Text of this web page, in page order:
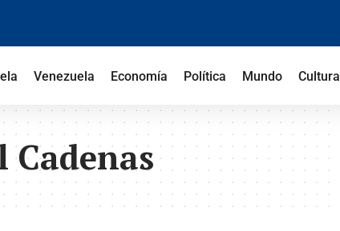
Venezuela Economía Política Mundo Cultura
Cadenas